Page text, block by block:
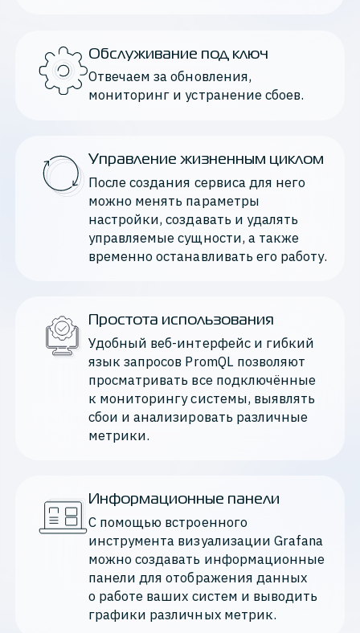
Обслуживание под ключ
Отвечаем за обновления,
мониторинг и устранение сбоев.
Управление жизненным циклом
После создания сервиса для него
можно менять параметры
настройки, создавать и удалять
управляемые сущности, а также
временно останавливать его работу.
Простота использования
Удобный веб-интерфейс и гибкий
язык запросов PromQL позволяют
просматривать все подключённые
к мониторингу системы, выявлять
сбои и анализировать различные
метрики.
Информационные панели
С помощью встроенного
инструмента визуализации Grafana
можно создавать информационные
панели для отображения данных
о работе ваших систем и выводить
графики различных метрик.